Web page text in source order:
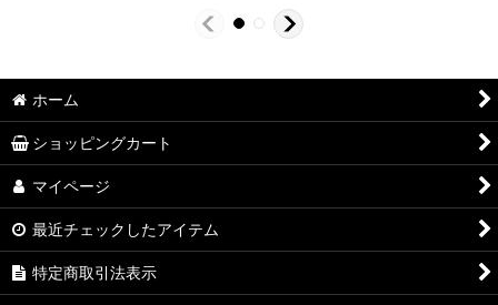
ホーム
ショッピングカート
マイページ
最近チェックしたアイテム
特定商取引法表示